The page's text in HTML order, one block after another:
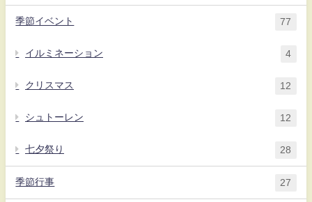
季節イベント 77
イルミネーション 4
クリスマス 12
シュトーレン 12
七夕祭り 28
季節行事 27